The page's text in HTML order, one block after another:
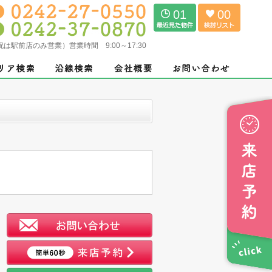
は駅前店のみ営業）営業時間 9:00～17:30
01 00